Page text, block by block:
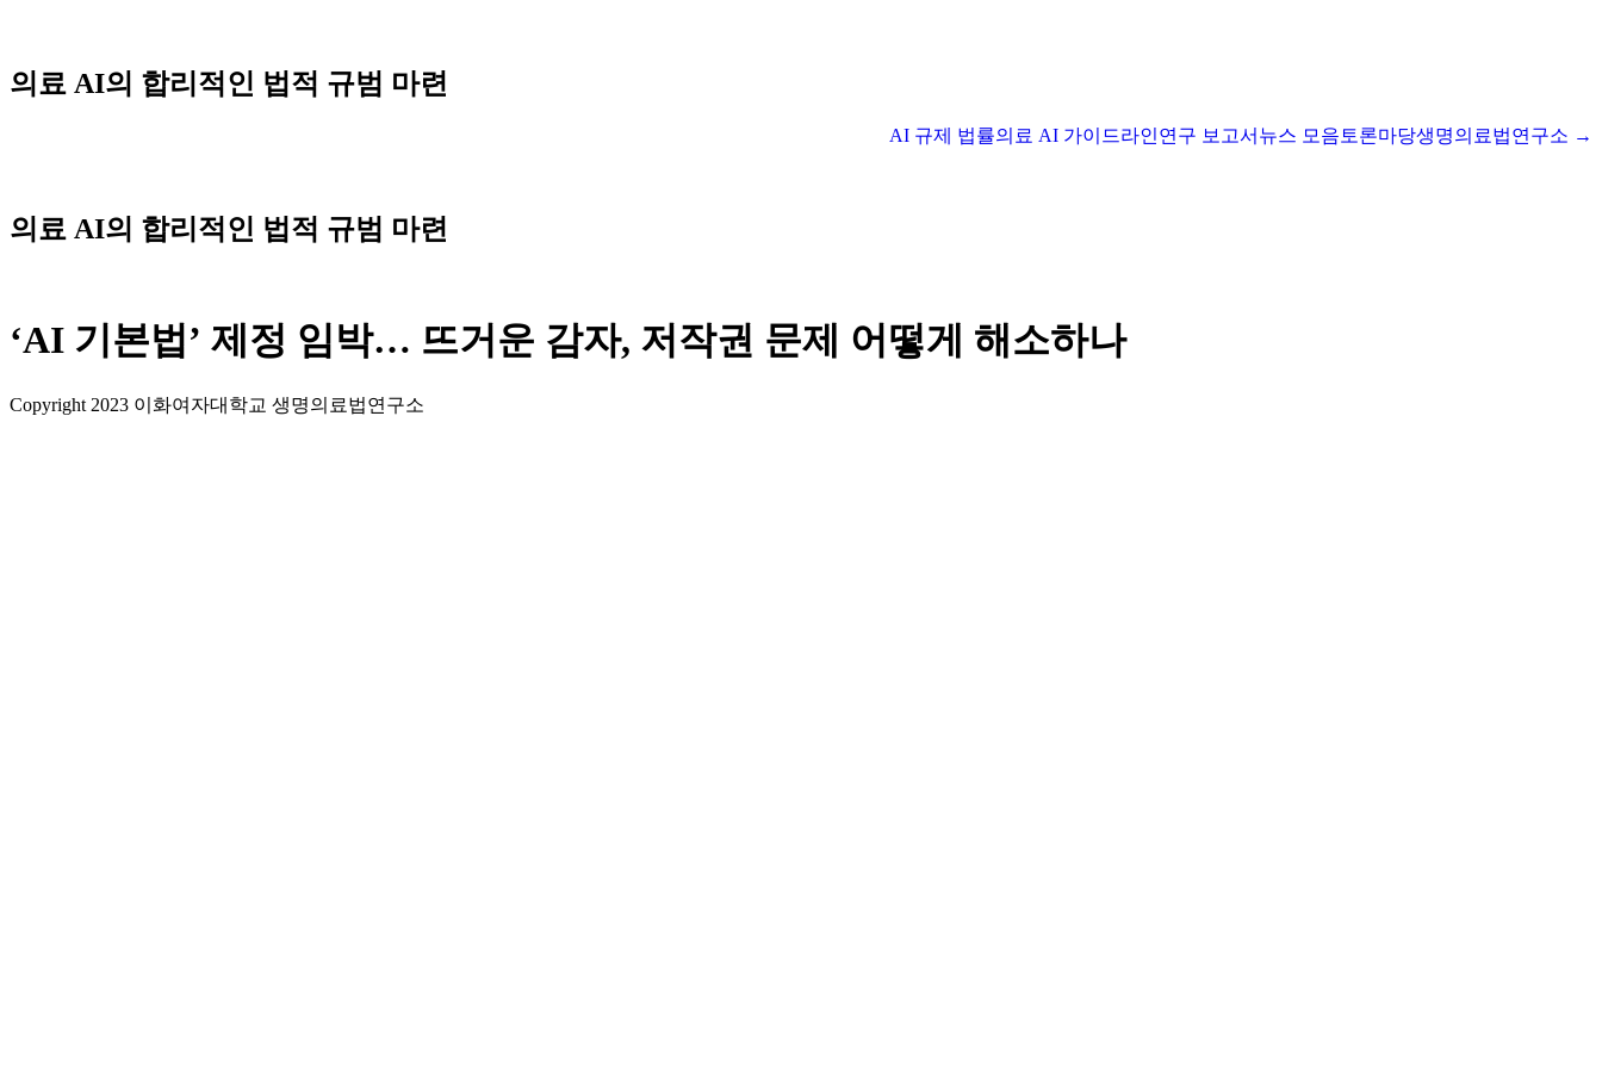
content
의료 AI의 합리적인 법적 규범 마련
AI 규제 법률의료 AI 가이드라인연구 보고서 뉴스 모음 토론마당생명의료법연구소 →
의료 AI의 합리적인 법적 규범 마련
‘AI 기본법’ 제정 임박… 뜨거운 감자, 저작권 문제 어떻게 해소하나
Copyright 2023 이화여자대학교 생명의료법연구소